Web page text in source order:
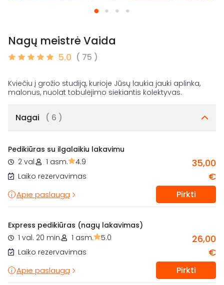
Nagų meistrė Vaida
5.0 ( 75 )
Kviečiu į grožio studiją, kurioje Jūsų laukia jauki aplinka,
Nagai ( 6 )
Pedikiūras su ilgalaikiu lakavimu
2 val.
1 asm.
4.9
Laiko rezervavimas
35,00
€
Apie paslaugą Pirkti
Express pedikiūras (nagų lakavimas)
1 val. 20 min.
1 asm.
5.0
Laiko rezervavimas
26,00
€
Apie paslaugą Pirkti